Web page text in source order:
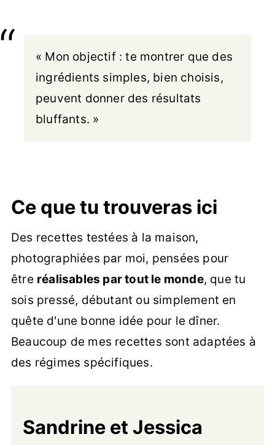
« Mon objectif : te montrer que des
ingrédients simples, bien choisis,
peuvent donner des résultats
bluffants. »
Ce que tu trouveras ici
Des recettes testées à la maison,
photographiées par moi, pensées pour
être réalisables par tout le monde, que tu
sois pressé, débutant ou simplement en
quête d'une bonne idée pour le dîner.
Beaucoup de mes recettes sont adaptées à
des régimes spécifiques.
Sandrine et Jessica